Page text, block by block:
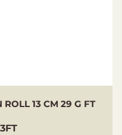
13 CM 29 G FT